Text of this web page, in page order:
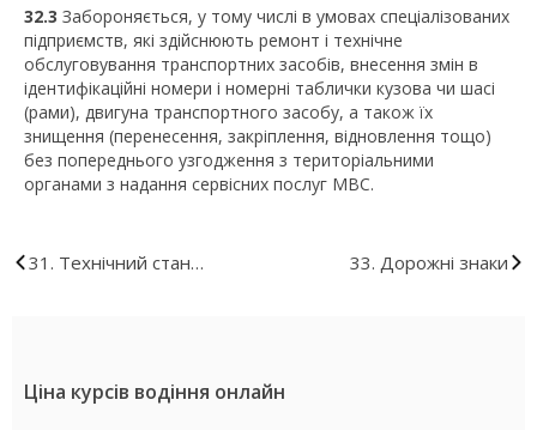
32.3 Забороняється, у тому числі в умовах спеціалізованих
підприємств, які здійснюють ремонт і технічне
обслуговування транспортних засобів, внесення змін в
ідентифікаційні номери і номерні таблички кузова чи шасі
(рами), двигуна транспортного засобу, а також їх
знищення (перенесення, закріплення, відновлення тощо)
без попереднього узгодження з територіальними
органами з надання сервісних послуг МВС.
31. Технічний стан
33. Дорожні знаки
Ціна курсів водіння онлайн